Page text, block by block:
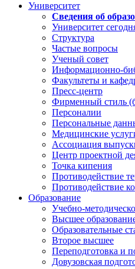
Университет
Сведения об
Университет
Структура
Частые вопросы
Ученый совет
Информационно-
Факультеты и
Пресс-центр
Фирменный стиль
Персоналии
Персональные
Медицинские
Ассоциация
Центр проектной
Точка кипения
Противодействие
Противодействие
Образование
Учебно-
Высшее
Образовательные
Второе высшее
Переподготовка и
Довузовская